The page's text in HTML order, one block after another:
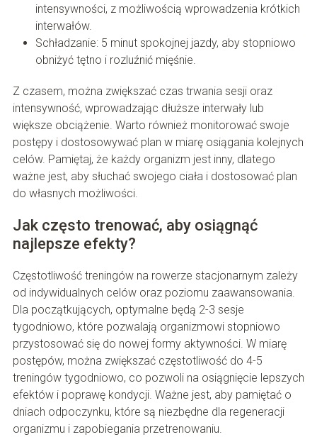
intensywności, z możliwością wprowadzenia krótkich
interwałów.
Schładzanie: 5 minut spokojnej jazdy, aby stopniowo
obniżyć tętno i rozluźnić mięśnie.
Z czasem, można zwiększać czas trwania sesji oraz
intensywność, wprowadzając dłuższe interwały lub
większe obciążenie. Warto również monitorować swoje
postępy i dostosowywać plan w miarę osiągania kolejnych
celów. Pamiętaj, że każdy organizm jest inny, dlatego
ważne jest, aby słuchać swojego ciała i dostosować plan
do własnych możliwości.
Jak często trenować, aby osiągnąć
najlepsze efekty?
Częstotliwość treningów na rowerze stacjonarnym zależy
od indywidualnych celów oraz poziomu zaawansowania.
Dla początkujących, optymalne będą 2-3 sesje
tygodniowo, które pozwalają organizmowi stopniowo
przystosować się do nowej formy aktywności. W miarę
postępów, można zwiększać częstotliwość do 4-5
treningów tygodniowo, co pozwoli na osiągnięcie lepszych
efektów i poprawę kondycji. Ważne jest, aby pamiętać o
dniach odpoczynku, które są niezbędne dla regeneracji
organizmu i zapobiegania przetrenowaniu.